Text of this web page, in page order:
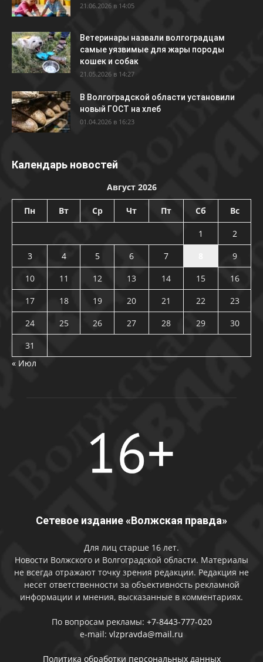
21.06.2026 в 14:05
Ветеринары назвали волгоградцам
самые уязвимые для жары породы
кошек и собак
21.05.2026 в 14:27
В Волгоградской области установили
новый ГОСТ на хлеб
01.04.2026 в 16:23
Календарь новостей
Август 2026
Пн Вт Ср Чт Пт Сб Вс
1
2
3
4 5 6 7
9
10
11 12 13 14 15
16
17
18 19 20 21 22
23
24
25 26 27 28 29
30
31
« Июл
Сетевое издание «Волжская правда»
Для лиц старше 16 лет.
Новости Волжского и Волгоградской области. Материалы
не всегда отражают точку зрения редакции. Редакция не
несет ответственности за объективность рекламной
информации и мнения, высказанные в комментариях.
По вопросам рекламы: +7-8443-777-020
e-mail: vlzpravda@mail.ru
Политика обработки персональных данных